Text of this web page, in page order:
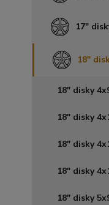
17"
18"
18" disky
18" disky
18" disky
18" disky
18" disky